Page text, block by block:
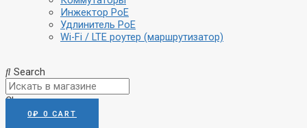
Инжектор PoE
Удлинитель PoE
Wi-Fi / LTE роутер (маршрутизатор)
Search
Close
0₽ 0 CART